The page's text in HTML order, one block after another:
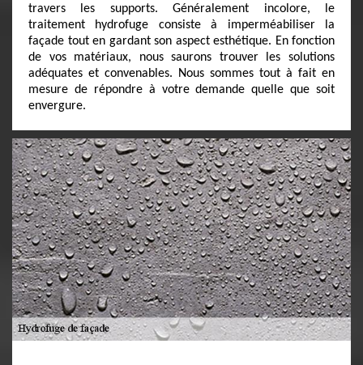
travers les supports. Généralement incolore, le
traitement hydrofuge consiste à imperméabiliser la
façade tout en gardant son aspect esthétique. En fonction
de vos matériaux, nous saurons trouver les solutions
adéquates et convenables. Nous sommes tout à fait en
mesure de répondre à votre demande quelle que soit
envergure.